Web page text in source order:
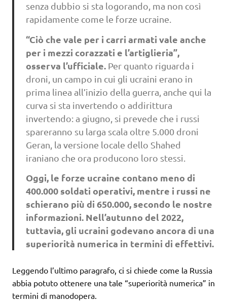
senza dubbio si sta logorando, ma non così
rapidamente come le forze ucraine.
“Ciò che vale per i carri armati vale anche
per i mezzi corazzati e l’artiglieria”,
osserva l’ufficiale. Per quanto riguarda i
droni, un campo in cui gli ucraini erano in
prima linea all’inizio della guerra, anche qui la
curva si sta invertendo o addirittura
invertendo: a giugno, si prevede che i russi
spareranno su larga scala oltre 5.000 droni
Geran, la versione locale dello Shahed
iraniano che ora producono loro stessi.
Oggi, le forze ucraine contano meno di
400.000 soldati operativi, mentre i russi ne
schierano più di 650.000, secondo le nostre
informazioni. Nell’autunno del 2022,
tuttavia, gli ucraini godevano ancora di una
superiorità numerica in termini di effettivi.
Leggendo l’ultimo paragrafo, ci si chiede come la Russia
abbia potuto ottenere una tale “superiorità numerica” ​​in
termini di manodopera.